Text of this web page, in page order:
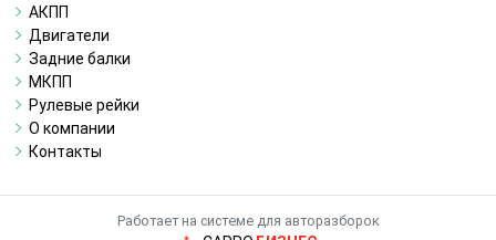
АКПП
Двигатели
Задние балки
МКПП
Рулевые рейки
О компании
Контакты
Работает на системе для авторазборок